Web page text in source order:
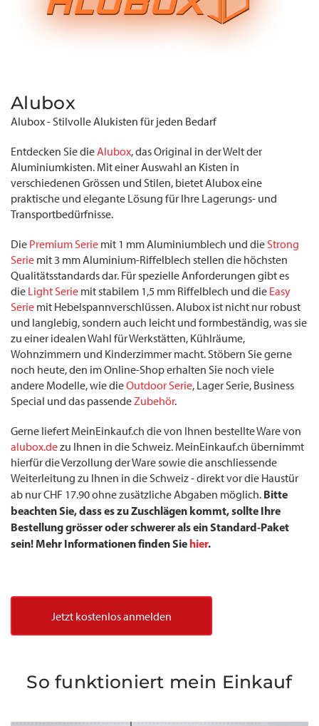
Alubox
Alubox - Stilvolle Alukisten für jeden Bedarf
Entdecken Sie dieAlubox, das Original in der Welt der
Aluminiumkisten. Mit einer Auswahl an Kisten in
verschiedenen Grössen und Stilen, bietet Alubox eine
praktische und elegante Lösung für Ihre Lagerungs- und
Transportbedürfnisse.
Die Premium Serie mit 1 mm Aluminiumblech und dieStrong
Serie mit 3 mm Aluminium-Riffelblech stellen die höchsten
Qualitätsstandards dar. Für spezielle Anforderungen gibt es
die Light Serie mit stabilem 1,5 mm Riffelblech und die Easy
Serie mit Hebelspannverschlüssen. Alubox ist nicht nur robust
und langlebig, sondern auch leicht und formbeständig, was sie
zu einer idealen Wahl für Werkstätten, Kühlräume,
Wohnzimmern und Kinderzimmer macht. Stöbern Sie gerne
noch heute, den im Online-Shop erhalten Sie noch viele
andere Modelle, wie dieOutdoor Serie, Lager Serie, Business
Special und das passendeZubehör.
Gerne liefert MeinEinkauf.ch die von Ihnen bestellte Ware von
alubox.dezu Ihnen in die Schweiz. MeinEinkauf.ch übernimmt
hierfür die Verzollung der Ware sowie die anschliessende
Weiterleitung zu Ihnen in die Schweiz - direkt vor die Haustür
ab nur CHF 17.90 ohne zusätzliche Abgaben möglich. Bitte
beachten Sie, dass es zu Zuschlägen kommt, sollte Ihre
Bestellung grösser oder schwerer als ein Standard-Paket
sein! Mehr Informationen finden Sie hier.
Jetzt kostenlos anmelden
So funktioniert mein Einkauf